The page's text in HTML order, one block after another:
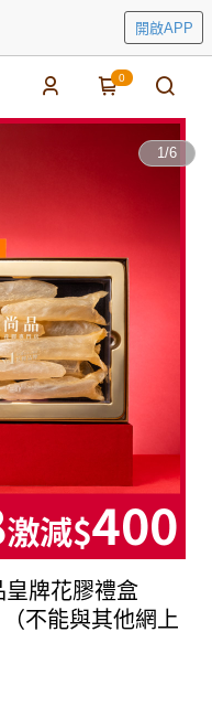
開啟APP
0
1/6
皇牌花膠禮盒
不能與其他網上